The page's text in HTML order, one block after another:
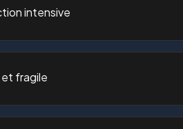
intensive
fragile